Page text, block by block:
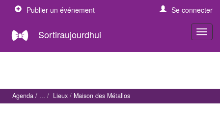
Publier un événement Se connecter
Sortiraujourdhui
Agenda Lieux Maison des Métallos